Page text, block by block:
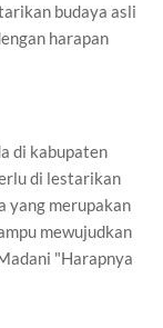
budaya asli
harapan
di kabupaten
di lestarikan
yang merupakan
mewujudkan
"Harapnya